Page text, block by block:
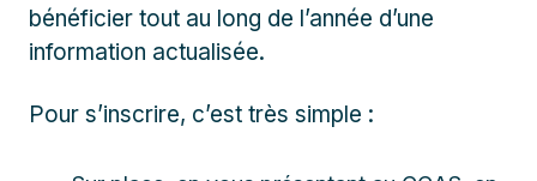
bénéficier tout au long de l’année d’une
information actualisée.
Pour s’inscrire, c’est très simple :